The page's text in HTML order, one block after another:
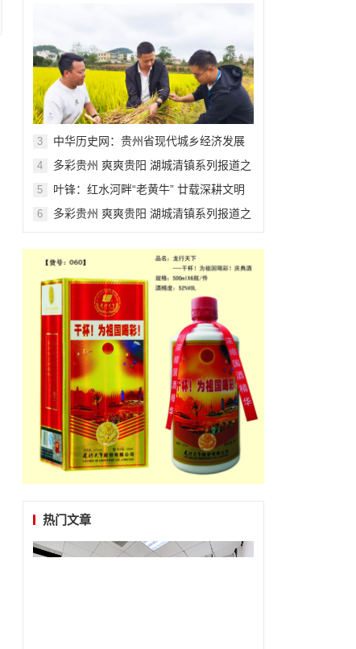
3
中华历史网：贵州省现代城乡经济发展
4
多彩贵州 爽爽贵阳 湖城清镇系列报道之
5
叶锋：红水河畔“老黄牛” 廿载深耕文明
6
多彩贵州 爽爽贵阳 湖城清镇系列报道之
热门文章